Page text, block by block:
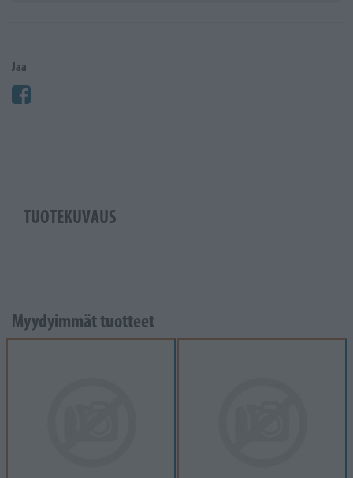
Jaa
TUOTEKUVAUS
Myydyimmät tuotteet